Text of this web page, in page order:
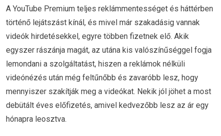
A YouTube Premium teljes reklámmentességet és háttérben
történő lejátszást kínál, és mivel már szakadásig vannak
videók hirdetésekkel, egyre többen fizetnek elő. Akik
egyszer rászánja magát, az utána kis valószínűséggel fogja
lemondani a szolgáltatást, hiszen a reklámok nélküli
videónézés után még feltűnőbb és zavaróbb lesz, hogy
mennyiszer szakítják meg a videókat. Nekik jól jöhet a most
debütált éves előfizetés, amivel kedvezőbb lesz az ár egy
hónapra leosztva.